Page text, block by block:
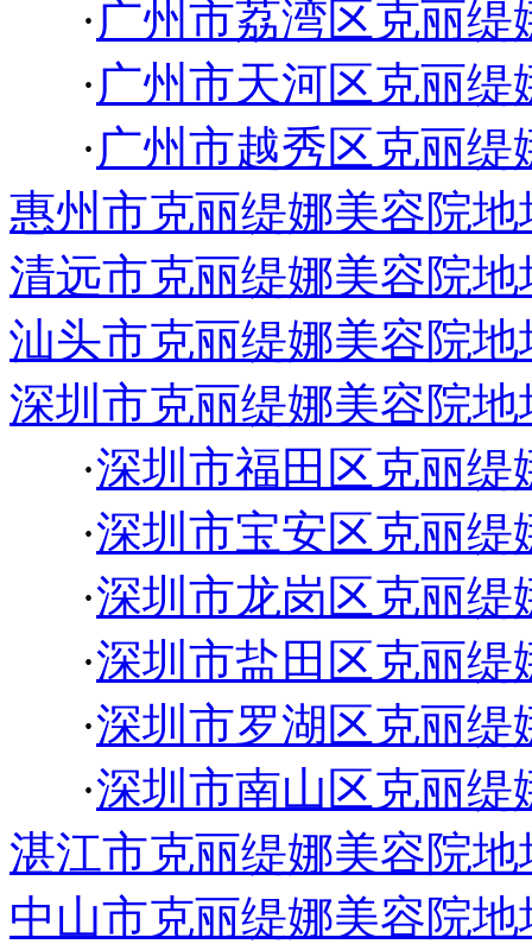
·广州市荔湾区克丽
·广州市天河区克丽
·广州市越秀区克丽
惠州市克丽缇娜美容院
清远市克丽缇娜美容院
汕头市克丽缇娜美容院
深圳市克丽缇娜美容院
·深圳市福田区克丽
·深圳市宝安区克丽
·深圳市龙岗区克丽
·深圳市盐田区克丽
·深圳市罗湖区克丽
·深圳市南山区克丽
湛江市克丽缇娜美容院
中山市克丽缇娜美容院